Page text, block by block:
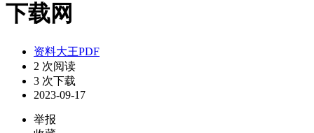
下载网
资料大王PDF
2 次阅读
3 次下载
2023-09-17
举报